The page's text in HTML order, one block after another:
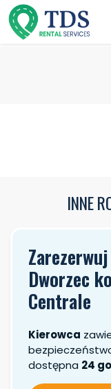
Data zwrotu
Kierowca
Szukaj
INNE
Dworzec
Centrale
Kierowca
dostępna 24